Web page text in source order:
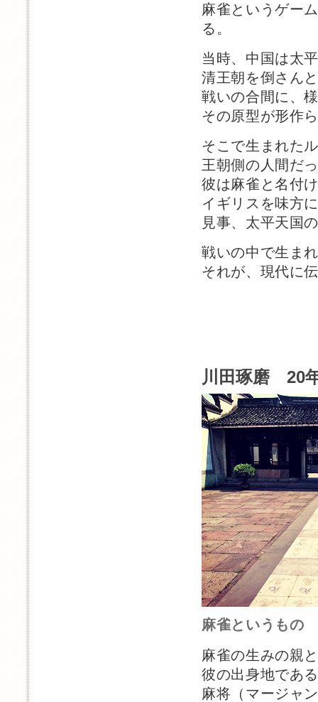
麻雀というゲー
る。
当時、中国は太
清王朝を倒さん
戦いの合間に、
その原型が形作
そこで生まれた
王朝側の人間だ
彼は麻雀と名付
イギリスを味方
見事、太平天国
戦いの中で生ま
それが、現代に
川田琢磨 20
麻雀というもの
麻雀の生みの親
彼の出身地であ
麻将（マージャ